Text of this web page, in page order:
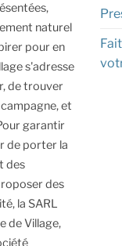
naturel
pour en
s'adresse
de trouver
campagne, et
garantir
de porter la
des
des
la SARL
de Village,